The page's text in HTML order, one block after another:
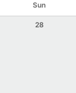
Sun
28